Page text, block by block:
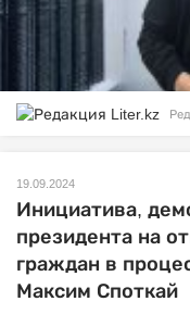
19.09.2024
Инициатива,
президента на
граждан в
Максим Споткай